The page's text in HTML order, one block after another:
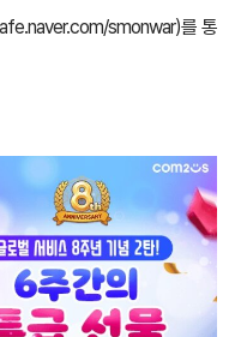
smonwar)를 통